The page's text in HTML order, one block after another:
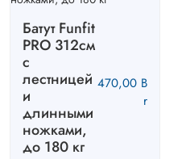
Батут Funfit
PRO 312см
с
лестницей
и
длинными
ножками,
до 180 кг
470,00 B
r